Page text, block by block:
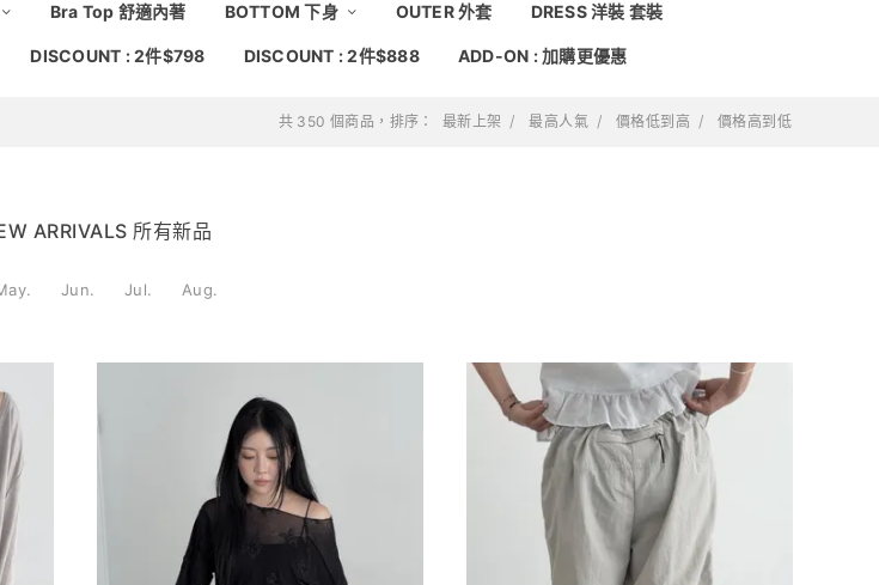
Bra Top 舒適內著 BOTTOM 下身 OUTER 外套 DRESS 洋裝 套裝
DISCOUNT : 2件$798 DISCOUNT : 2件$888 ADD-ON : 加購更優惠
共 350 個商品，排序： 最新上架 最高人氣 價格低到高 價格高到低
ARRIVALS 所有新品
Jun. Jul. Aug.